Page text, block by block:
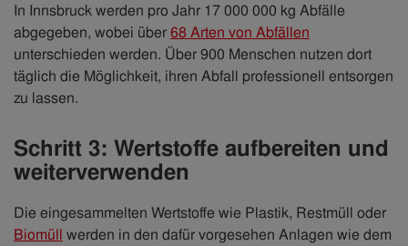
In Innsbruck werden pro Jahr 17 000 000 kg Abfälle
abgegeben, wobei über68 Arten von Abfällen
unterschieden werden. Über 900 Menschen nutzen dort
täglich die Möglichkeit, ihren Abfall professionell entsorgen
zu lassen.
Schritt 3: Wertstoffe aufbereiten und
weiterverwenden
Die eingesammelten Wertstoffe wie Plastik, Restmüll oder
Biomüll werden in den dafür vorgesehen Anlagen wie dem